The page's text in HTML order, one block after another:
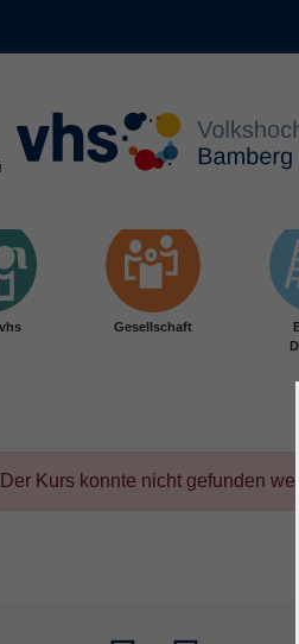
Gesellschaft
Der Kurs konnte nicht gefunden